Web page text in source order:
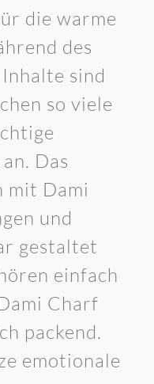
die warme
des
sind
so viele
Das
mit Dami
und
gestaltet
einfach
Charf
packend.
emotionale